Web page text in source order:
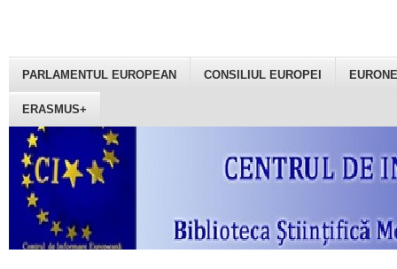
PARLAMENTUL EUROPEAN CONSILIUL EUROPEI
ERASMUS+